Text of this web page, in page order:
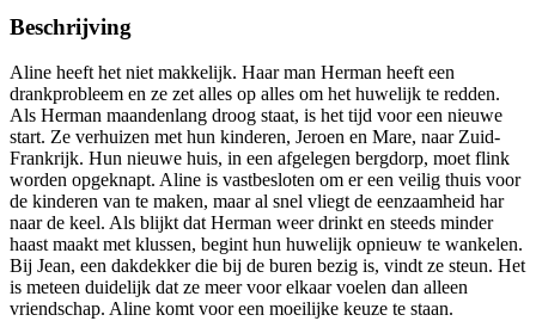
Beschrijving
Aline heeft het niet makkelijk. Haar man Herman heeft een
drankprobleem en ze zet alles op alles om het huwelijk te redden.
Als Herman maandenlang droog staat, is het tijd voor een nieuwe
start. Ze verhuizen met hun kinderen, Jeroen en Mare, naar Zuid-
Frankrijk. Hun nieuwe huis, in een afgelegen bergdorp, moet flink
worden opgeknapt. Aline is vastbesloten om er een veilig thuis voor
de kinderen van te maken, maar al snel vliegt de eenzaamheid har
naar de keel. Als blijkt dat Herman weer drinkt en steeds minder
haast maakt met klussen, begint hun huwelijk opnieuw te wankelen.
Bij Jean, een dakdekker die bij de buren bezig is, vindt ze steun. Het
is meteen duidelijk dat ze meer voor elkaar voelen dan alleen
vriendschap. Aline komt voor een moeilijke keuze te staan.